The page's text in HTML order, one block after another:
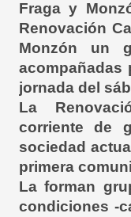
Fraga y
Renovación
Monzón un
acompañadas
jornada del
La
corriente de
sociedad
primera
La forman
condiciones -